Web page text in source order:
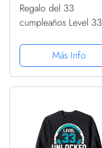
Regalo del 33
cumpleaños Level 33
1988 Sudadera
Más Info